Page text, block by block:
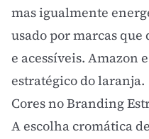
mas igualmente
usado por marcas
e acessíveis. Amazon
estratégico do laranja.
Cores no Branding
A escolha cromática